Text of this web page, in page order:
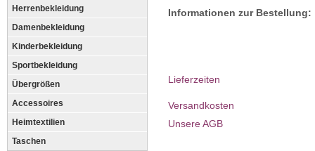
Herrenbekleidung
Damenbekleidung
Kinderbekleidung
Sportbekleidung
Übergrößen
Accessoires
Heimtextilien
Taschen
Informationen zur Bestellung:
Lieferzeiten
Versandkosten
Unsere AGB